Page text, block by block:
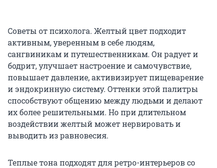
Советы от психолога. Желтый цвет подходит
активным, уверенным в себе людям,
сангвиникам и путешественникам. Он радует и
бодрит, улучшает настроение и самочувствие,
повышает давление, активизирует пищеварение
и эндокринную систему. Оттенки этой палитры
способствуют общению между людьми и делают
их более решительными. Но при длительном
воздействии желтый может нервировать и
выводить из равновесия.
Теплые тона подходят для ретро-интерьеров со